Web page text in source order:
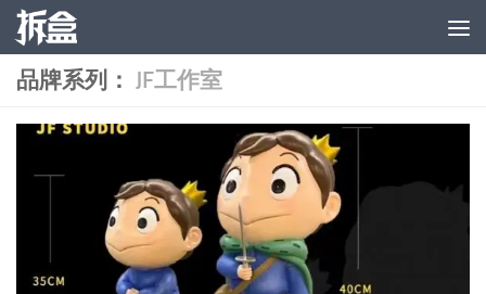
跳至内容
品牌系列： JF工作室